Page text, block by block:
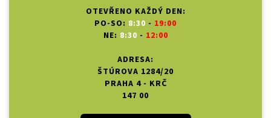
OTEVŘENO KAŽDÝ DEN:
PO-SO: 8:30 - 19:00
NE: 8:30 - 12:00
ADRESA:
ŠTÚROVA 1284/20
PRAHA 4 - KRČ
147 00